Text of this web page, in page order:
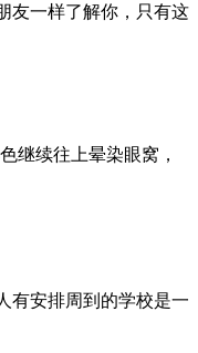
友一样了解你，只有这
继续往上晕染眼窝，
有安排周到的学校是一